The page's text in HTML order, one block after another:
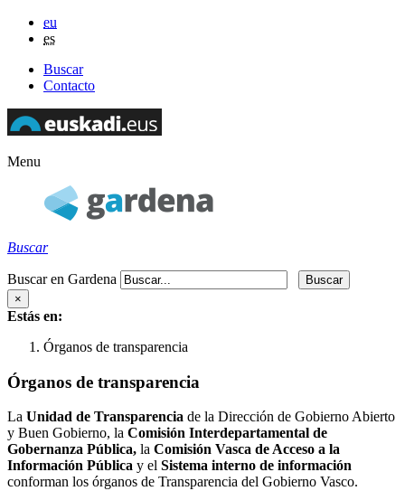
eu
es
Buscar
Contacto
Menu
Buscar
Buscar en Gardena
×
Estás en:
Órganos de transparencia
Órganos de transparencia
La Unidad de Transparencia de la Dirección de Gobierno Abierto
y Buen Gobierno, la Comisión Interdepartamental de
Gobernanza Pública, la Comisión Vasca de Acceso a la
Información Pública y el Sistema interno de información
conforman los órganos de Transparencia del Gobierno Vasco.